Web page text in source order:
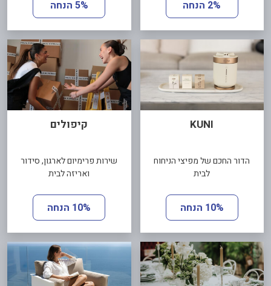
2% הנחה 5% הנחה
KUNI
הדור החכם של מפיצי הניחוח
לבית
10% הנחה
קיפולים
שירות פרימיום לארגון, סידור
ואריזה לבית
10% הנחה